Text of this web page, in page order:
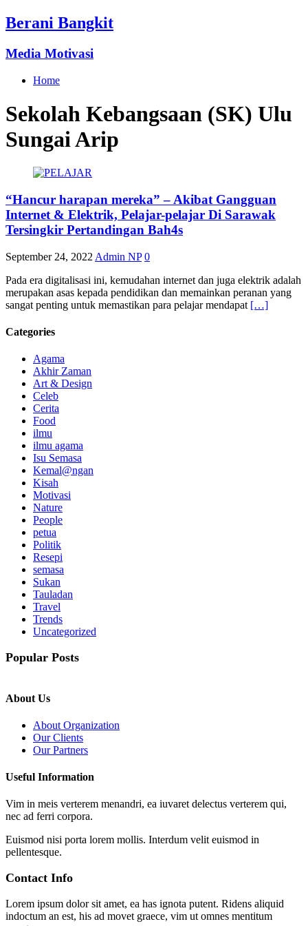
Berani Bangkit
Media Motivasi
Home
Sekolah Kebangsaan (SK) Ulu
Sungai Arip
“Hancur harapan mereka” – Akibat Gangguan
Internet & Elektrik, Pelajar-pelajar Di Sarawak
Tersingkir Pertandingan Bah4s
September 24, 2022 Admin NP 0
Pada era digitalisasi ini, kemudahan internet dan juga elektrik adalah
merupakan asas kepada pendidikan dan memainkan peranan yang
sangat penting untuk memastikan para pelajar mendapat […]
Categories
Agama
Akhir Zaman
Art & Design
Celeb
Cerita
Food
ilmu
ilmu agama
Isu Semasa
Kemal@ngan
Kisah
Motivasi
Nature
People
petua
Politik
Resepi
semasa
Sukan
Tauladan
Travel
Trends
Uncategorized
Popular Posts
About Us
About Organization
Our Clients
Our Partners
Useful Information
Vim in meis verterem menandri, ea iuvaret delectus verterem qui,
nec ad ferri corpora.
Euismod nisi porta lorem mollis. Interdum velit euismod in
pellentesque.
Contact Info
Lorem ipsum dolor sit amet, ea has ignota putent. Ridens aliquid
indoctum an est, his ad movet graece, vim ut omnes mentitum